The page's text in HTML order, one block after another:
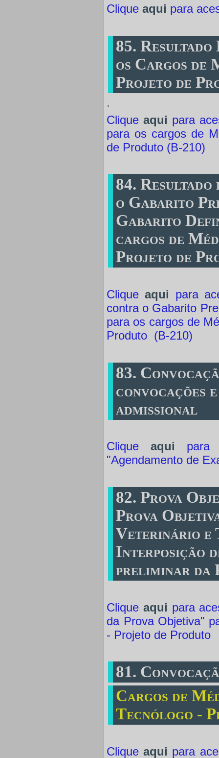
Cliqueaqui para
85.
os Cargos de
Projeto de
.
Cliqueaqui para
para os cargos de
de Produto (B-210)
84.
o Gabarito
Gabarito
cargos de
Projeto de
Cliqueaqui para
contra o Gabarito
para os cargos de
Produto (B-210)
83.
convocações
admissional
Clique aqui para
"Agendamento de
82. Prova
Prova
Veterinário e
Interposição
preliminar da
Clique aqui para
da Prova Objetiva"
- Projeto de Produto
81.
Cargos de
Tecnólogo -
Cliqueaqui para